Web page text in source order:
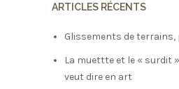
ARTICLES RÉCENTS
Glissements de
La muettte et le « surdit
veut dire en art